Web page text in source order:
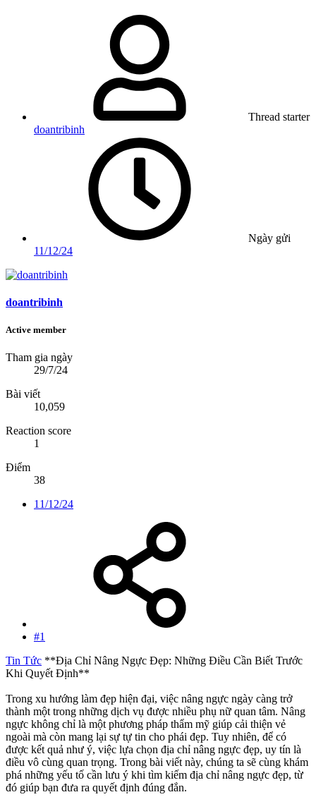
Thread starter
doantribinh
Ngày gửi
11/12/24
doantribinh
Active member
Tham gia ngày
29/7/24
Bài viết
10,059
Reaction score
1
Điểm
38
11/12/24
#1
Tin Tức **Địa Chỉ Nâng Ngực Đẹp: Những Điều Cần Biết Trước
Khi Quyết Định**
Trong xu hướng làm đẹp hiện đại, việc nâng ngực ngày càng trở
thành một trong những dịch vụ được nhiều phụ nữ quan tâm. Nâng
ngực không chỉ là một phương pháp thẩm mỹ giúp cải thiện vẻ
ngoài mà còn mang lại sự tự tin cho phái đẹp. Tuy nhiên, để có
được kết quả như ý, việc lựa chọn địa chỉ nâng ngực đẹp, uy tín là
điều vô cùng quan trọng. Trong bài viết này, chúng ta sẽ cùng khám
phá những yếu tố cần lưu ý khi tìm kiếm địa chỉ nâng ngực đẹp, từ
đó giúp bạn đưa ra quyết định đúng đắn.